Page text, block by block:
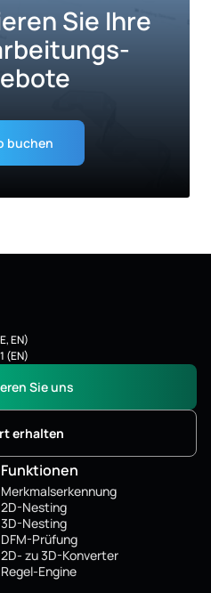
Sie Ihre
buchen
Funktionen
Merkmalserkennung
2D-Nesting
3D-Nesting
DFM-Prüfung
2D- zu 3D-Konverter
Regel-Engine
EN)
(EN)
Sie uns
erhalten